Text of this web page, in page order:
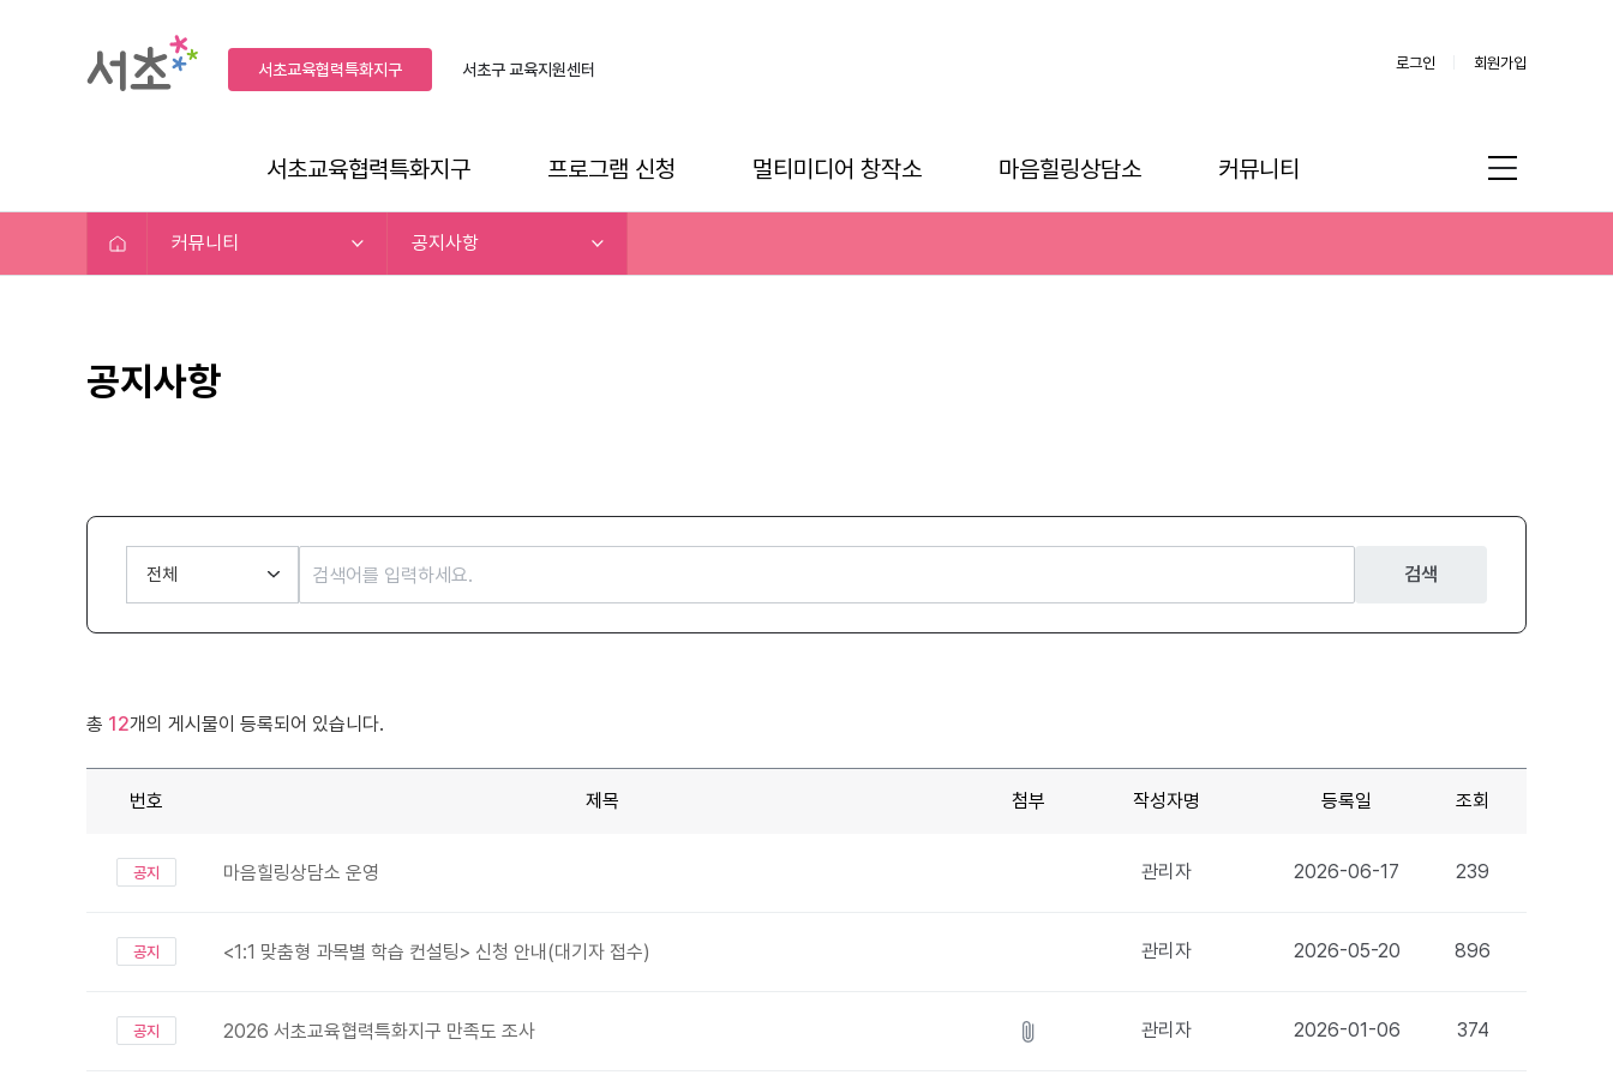
서초교육협력특화지구 서초구교육지원센터 로그인 회원가입
서초교육협력특화지구 프로그램 신청 멀티미디어 창작소 마음힐링상담소 커뮤니티
커뮤니티 공지사항
공지사항
검색
총 12개의 게시물이 등록되어 있습니다.
번호 제목 첨부 작성자명 등록일 조회
공지 마음힐링상담소 운영 관리자 2026-06-17 239
공지 <1:1 맞춤형 과목별 학습 컨설팅> 신청 안내(대기자 접수) 관리자 2026-05-20 896
공지 2026 서초교육협력특화지구 만족도 조사 관리자 2026-01-06 374